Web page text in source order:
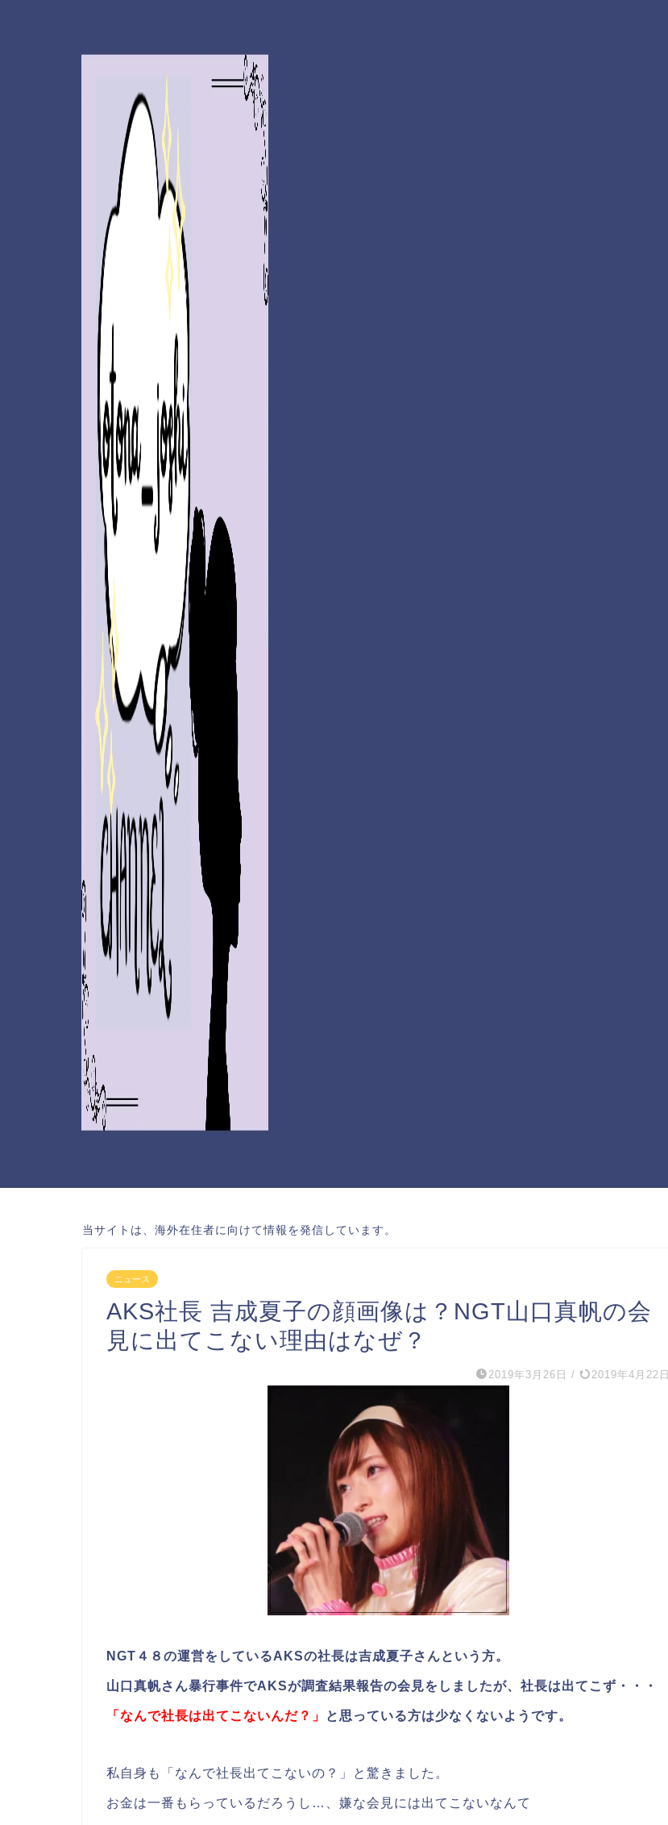
当サイトは、海外在住者に向けて情報を発信しています。
ニュース
AKS社長 吉成夏子の顔画像は？NGT山口真帆の会
見に出てこない理由はなぜ？
2019年3月26日 / 2019年4月22日
NGT４８の運営をしているAKSの社長は吉成夏子さんという方。
山口真帆さん暴行事件でAKSが調査結果報告の会見をしましたが、社長は出てこず・・・
「なんで社長は出てこないんだ？」 と思っている方は少なくないようです。
私自身も「なんで社長出てこないの？」と驚きました。
お金は一番もらっているだろうし…、嫌な会見には出てこないなんて